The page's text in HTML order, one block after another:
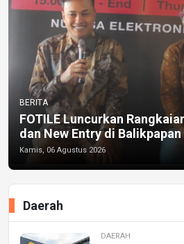
BERITA
FOTILE Luncurkan
dan New Entry di Balikpapan
Kamis, 06 Agustus 2026
Daerah
DAERAH